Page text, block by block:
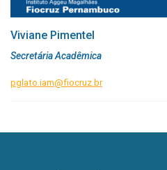
Viviane Pimentel
Secretária Acadêmica
pglato.iam@fiocruz.br